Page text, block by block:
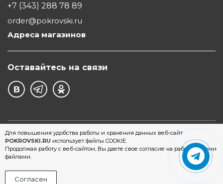
Для повышения удобства работы и хранения данных веб-сайт
POKROVSKI.RU использует файлы COOKIE.
Продолжая работу с веб-сайтом, Вы даете свое согласие на работу с этими
файлами.
Согласен
+7 (343) 288 78 89
order@pokrovski.ru
Адреса магазинов
Оставайтесь на связи
©1997 - 2026 Обувной Дом "Покровский" - сеть
магазинов обуви в Екатеринбурге